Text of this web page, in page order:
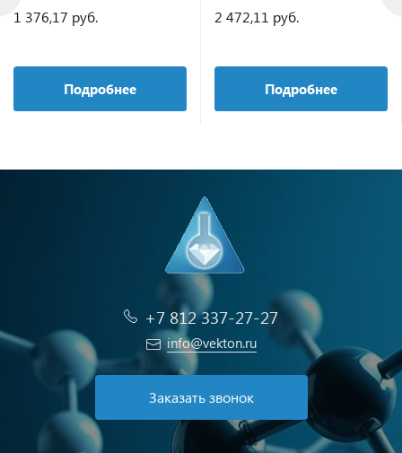
1 376,17 руб.
Подробнее
2 472,11 руб.
Подробнее
+7 812 337-27-27
info@vekton.ru
Заказать звонок